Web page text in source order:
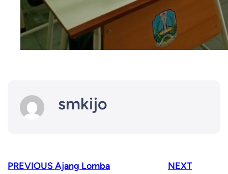
smkijo
PREVIOUSAjang Lomba
NEXT